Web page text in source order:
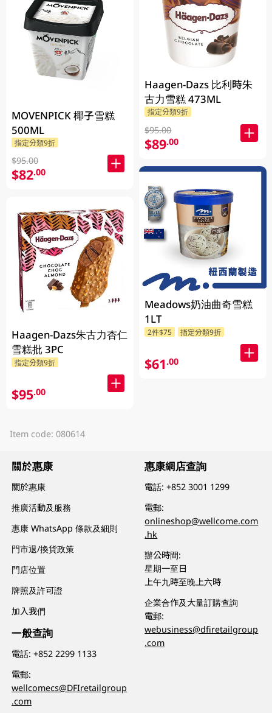
MOVENPICK 椰子雪糕
500ML
指定分類9折
$95.00
$82.00
Haagen-Dazs朱古力杏仁
雪糕批 3PC
指定分類9折
$95.00
Haagen-Dazs 比利時朱
古力雪糕 473ML
指定分類9折
$95.00
$89.00
Meadows奶油曲奇雪糕
1LT
2件$75 指定分類9折
$61.00
Item code: 080614
關於惠康
關於惠康
推廣活動及服務
惠康 WhatsApp 條款及細則
門市退/換貨政策
門店位置
牌照及許可證
加入我們
一般查詢
電話:+852 2299 1133
電郵:
wellcomecs@DFIretailgroup
.com
惠康網店查詢
電話:+852 3001 1299
電郵:
onlineshop@wellcome.com
.hk
辦公時間:
星期一至日
上午九時至晚上六時
企業合作及大量訂購查詢
電郵:
webusiness@dfiretailgroup
.com